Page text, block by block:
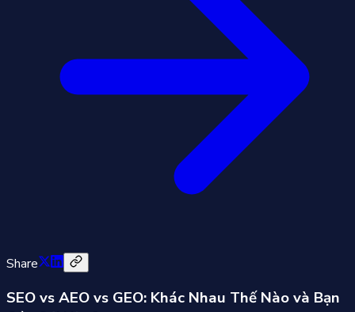
Share
SEO vs AEO vs GEO: Khác Nhau Thế Nào và Bạn